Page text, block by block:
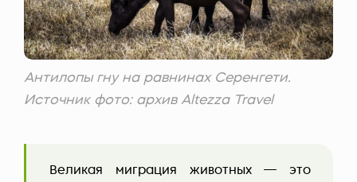
Антилопы гну на равнинах Серенгети.
Источник фото: архив Altezza Travel
Великая миграция животных — это